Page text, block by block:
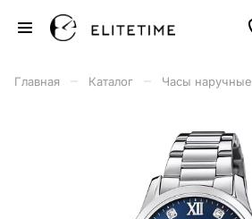
Главная Каталог Часы наручные